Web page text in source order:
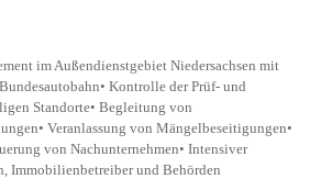
im Außendienstgebiet Niedersachsen mit
Kontrolle der Prüf- und
Standorte• Begleitung von
Veranlassung von Mängelbeseitigungen•
von Nachunternehmen• Intensiver
Immobilienbetreiber und Behörden